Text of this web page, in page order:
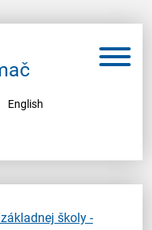
English
školy -